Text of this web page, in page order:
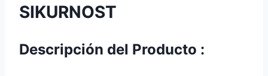
SIKURNOST
Descripción del Producto :